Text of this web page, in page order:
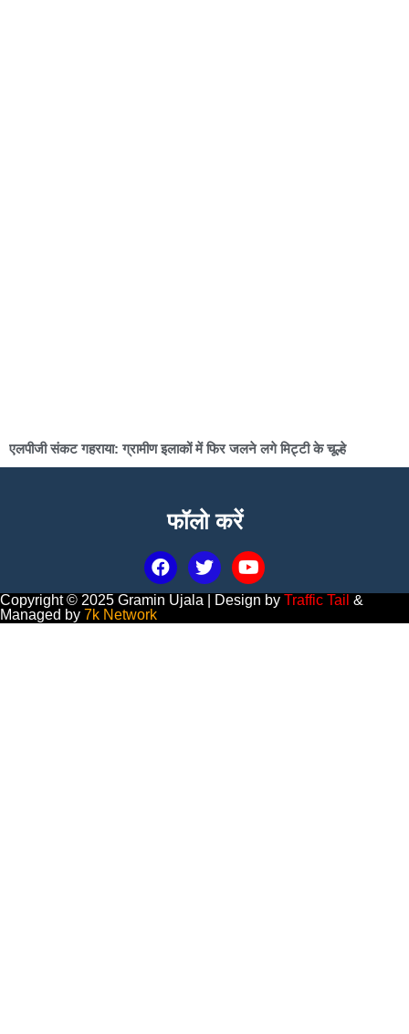
एलपीजी संकट गहराया: ग्रामीण इलाकों में फिर जलने लगे मिट्टी के चूल्हे
फॉलो करें
Copyright © 2025 Gramin Ujala | Design by Traffic Tail &
Managed by 7k Network